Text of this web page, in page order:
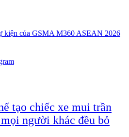
kiện của GSMA M360 ASEAN 2026
tạo chiếc xe mui trần
người khác đều bỏ